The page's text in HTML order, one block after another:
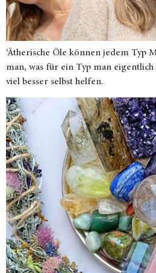
‘Ätherische Öle können jedem Typ
man, was für ein Typ man
viel besser selbst helfen.